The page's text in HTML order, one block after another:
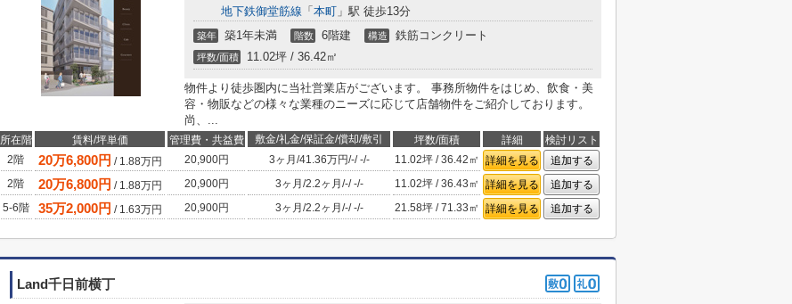
地下鉄御堂筋線 「 本町 」駅 徒歩13分
築年 築1年未満 階数 6階建 構造 鉄筋コンクリート
坪数/面積 11.02坪 / 36.42㎡
物件より徒歩圏内に当社営業店がございます。 事務所物件をはじめ、飲食・美
容・物販などの様々な業種のニーズに応じて店舗物件をご紹介しております。
尚、...
所在階 賃料/坪単価 管理費・共益費 敷金/礼金/保証金/償却/敷引 坪数/面積 詳細
検討リスト
2階
20万6,800円 / 1.88万円 20,900円 3ヶ月 /41.36万円/-/-/- 11.02坪 / 36.42㎡ 詳細を見る
追加する
2階
20万6,800円 / 1.88万円 20,900円 3ヶ月 /2.2ヶ月 /-/-/- 11.02坪 / 36.43㎡ 詳細を見る
追加する
5-6階
35万2,000円 / 1.63万円 20,900円 3ヶ月 /2.2ヶ月 /-/-/- 21.58坪 / 71.33㎡ 詳細を見る 追加する
Land千日前横丁